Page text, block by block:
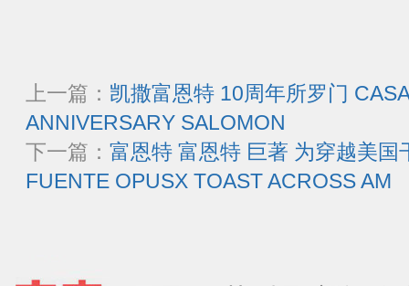
上一篇： 凯撒富恩特 10周年所罗门
ANNIVERSARY SALOMON
下一篇： 富恩特 富恩特 巨著 为穿越美国
FUENTE OPUSX TOAST ACROSS AM